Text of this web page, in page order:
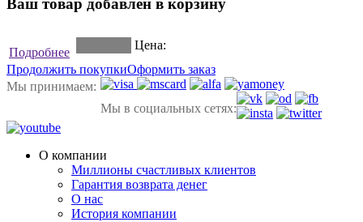
Ваш товар добавлен в корзину
Подробнее
Цена:
Продолжить покупкиОформить заказ
Мы принимаем:
Мы в социальных сетях:
О компании
Миллионы счастливых клиентов
Гарантия возврата денег
О нас
История компании